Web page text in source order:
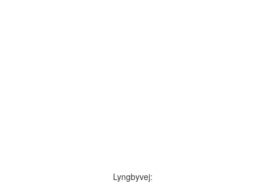
Lyngbyvej: